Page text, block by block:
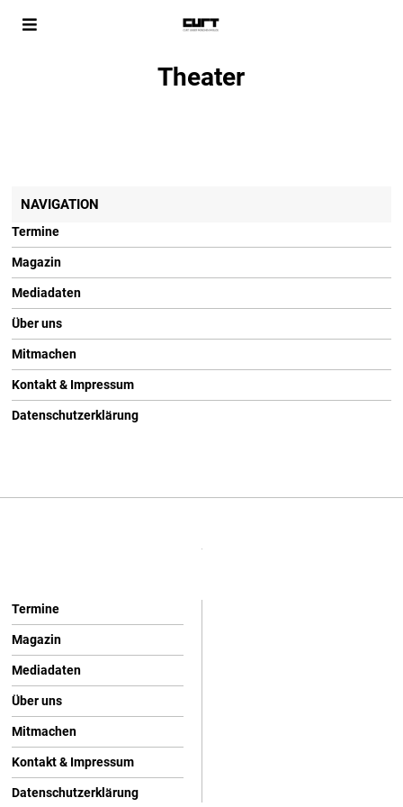
Theater
NAVIGATION
Termine
Magazin
Mediadaten
Über uns
Mitmachen
Kontakt & Impressum
Datenschutzerklärung
Termine
Magazin
Mediadaten
Über uns
Mitmachen
Kontakt & Impressum
Datenschutzerklärung